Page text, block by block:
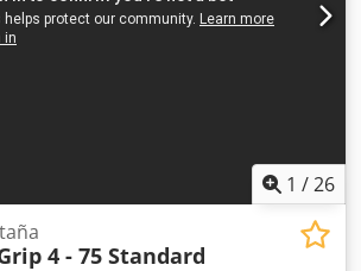
1 /26
4 - 75 Standard